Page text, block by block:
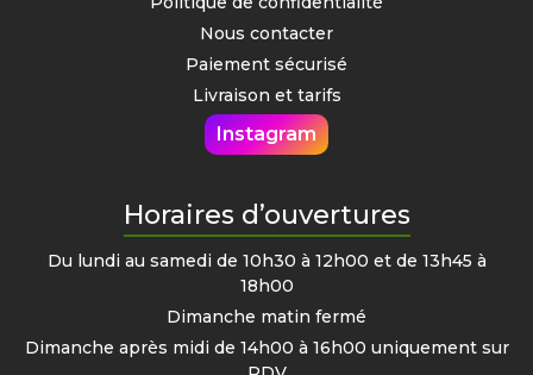
Nous contacter
Paiement sécurisé
Livraison et tarifs
Instagram
Horaires d’ouvertures
Du lundi au samedi de 10h30 à 12h00 et de 13h45 à
18h00
Dimanche matin fermé
Dimanche après midi de 14h00 à 16h00 uniquement sur